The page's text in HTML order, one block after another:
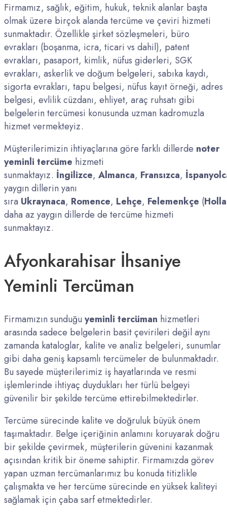
Firmamız, sağlık, eğitim, hukuk, teknik alanlar başta
olmak üzere birçok alanda tercüme ve çeviri hizmeti
sunmaktadır. Özellikle şirket sözleşmeleri, büro
evrakları (boşanma, icra, ticari vs dahil), patent
evrakları, pasaport, kimlik, nüfus giderleri, SGK
evrakları, askerlik ve doğum belgeleri, sabıka kaydı,
sigorta evrakları, tapu belgesi, nüfus kayıt örneği, adres
belgesi, evlilik cüzdanı, ehliyet, araç ruhsatı gibi
belgelerin tercümesi konusunda uzman kadromuzla
hizmet vermekteyiz.
Müşterilerimizin ihtiyaçlarına göre farklı dillerde noter
yeminli tercüme hizmeti
sunmaktayız. İngilizce, Almanca, Fransızca,
yaygın dillerin yanı
sıra Ukraynaca, Romence, Lehçe, Felemenkçe (
daha az yaygın dillerde de tercüme hizmeti
sunmaktayız.
Afyonkarahisar İhsaniye
Yeminli Tercüman
Firmamızın sunduğu yeminli tercüman hizmetleri
arasında sadece belgelerin basit çevirileri değil aynı
zamanda kataloglar, kalite ve analiz belgeleri, sunumlar
gibi daha geniş kapsamlı tercümeler de bulunmaktadır.
Bu sayede müşterilerimiz iş hayatlarında ve resmi
işlemlerinde ihtiyaç duydukları her türlü belgeyi
güvenilir bir şekilde tercüme ettirebilmektedirler.
Tercüme sürecinde kalite ve doğruluk büyük önem
taşımaktadır. Belge içeriğinin anlamını koruyarak doğru
bir şekilde çevirmek, müşterilerin güvenini kazanmak
açısından kritik bir öneme sahiptir. Firmamızda görev
yapan uzman tercümanlarımız bu konuda titizlikle
çalışmakta ve her tercüme sürecinde en yüksek kaliteyi
sağlamak için çaba sarf etmektedirler.